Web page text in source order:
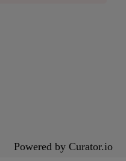
Powered by Curator.io